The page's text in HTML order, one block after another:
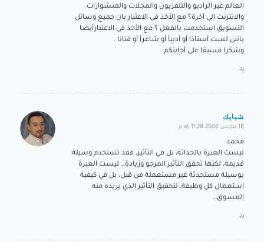
العالم غير الراديو والتلفزيون والمجلات والمنشوارات
والانترنت الى أخرة؟ مع الأخذ فى الاعتبار بان جميع وسائل
التسويق استخدمت بالفعل ؟ مع الأخذ فى الاعتبارأيضا
باننى لست أستاذا أو أدبيأ أو شاعرأ أو فنانا .
وشكرا مسبقا على أجابتكم
رد
شبايك
says:
18 مارس 2008 at 11:28 م
محمد
ليست العبرة بالحداثة، بل في التأثير، فقد تستخدم وسيلة
قديمة، لكنها تحقق التأثير المرجو وزيادة… ليست العبرة
بوسيلة مستحدثة غير مستعملة من قبل، بل في كيفية
استعمال كل وظيفة، لتحقيق التأثير الذي يريده منه
المسوق…
رد